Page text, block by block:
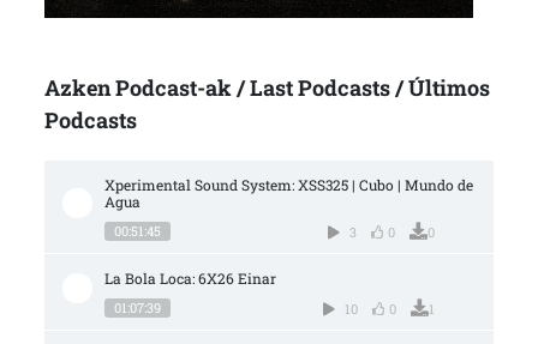
Azken Podcast-ak / Last Podcasts / Últimos
Podcasts
Xperimental Sound System: XSS325 | Cubo | Mundo de
Agua
00:51:45 3 0 0
La Bola Loca: 6X26 Einar
01:07:39 10 0 1